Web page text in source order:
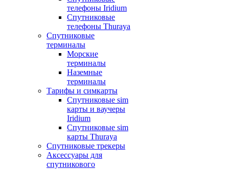
телефоны Iridium
Спутниковые
телефоны Thuraya
Спутниковые
терминалы
Морские
терминалы
Наземные
терминалы
Тарифы и симкарты
Спутниковые sim
карты и ваучеры
Iridium
Спутниковые sim
карты Thuraya
Спутниковые трекеры
Аксессуары для
спутникового